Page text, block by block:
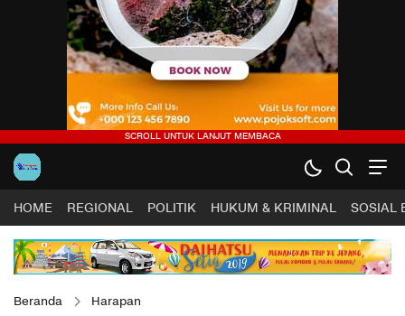
HOME REGIONAL POLITIK HUKUM & KRIMINAL SOSIAL
Beranda Harapan